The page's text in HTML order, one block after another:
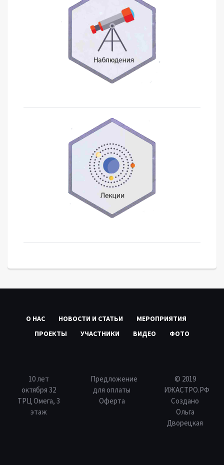
О НАС НОВОСТИ И СТАТЬИ
МЕРОПРИЯТИЯ
ПРОЕКТЫ
УЧАСТНИКИ ВИДЕО ФОТО
10 лет
октября 32
ТРЦ Омега, 3
этаж
Предложение
для оплаты
Оферта
© 2019
ИЖАСТРО.РФ
Создано
Ольга
Дворецкая